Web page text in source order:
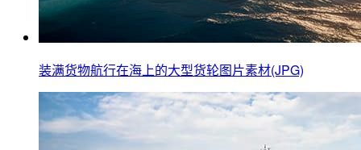
装满货物航行在海上的大型货轮图片素材(JPG)